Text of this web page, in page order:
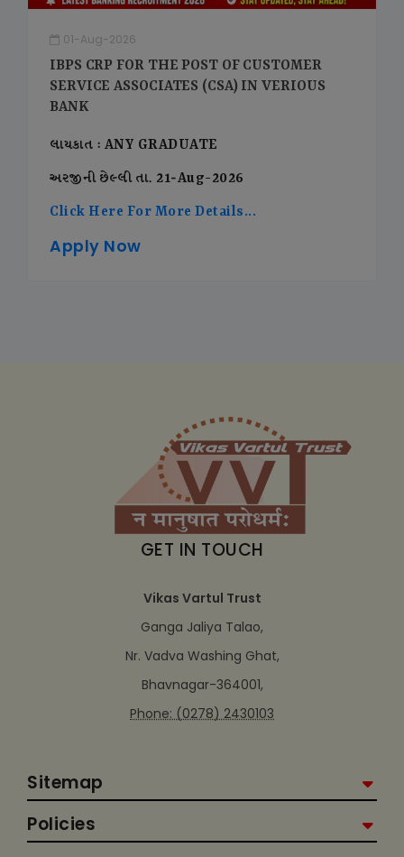
01-Aug-2026
IBPS CRP FOR THE POST OF CUSTOMER
SERVICE ASSOCIATES (CSA) IN VERIOUS
BANK
લાયકાત : ANY GRADUATE
અરજીની છેલ્લી તા. 21-Aug-2026
Click Here For More Details...
Apply Now
GET IN TOUCH
Vikas Vartul Trust
Ganga Jaliya Talao,
Nr. Vadva Washing Ghat,
Bhavnagar-364001,
Phone: (0278) 2430103
Sitemap
Policies